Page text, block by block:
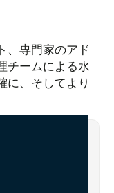
、専門家のアド
チームによる水
に、そしてより